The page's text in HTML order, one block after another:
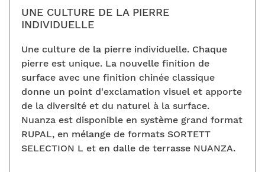
UNE CULTURE DE LA PIERRE
INDIVIDUELLE
Une culture de la pierre individuelle. Chaque
pierre est unique. La nouvelle finition de
surface avec une finition chinée classique
donne un point d'exclamation visuel et apporte
de la diversité et du naturel à la surface.
Nuanza est disponible en système grand format
RUPAL, en mélange de formats SORTETT
SELECTION L et en dalle de terrasse NUANZA.